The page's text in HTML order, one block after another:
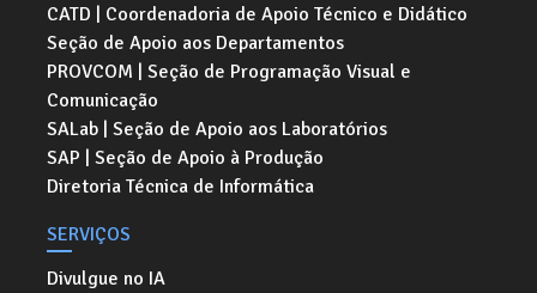
CATD | Coordenadoria de Apoio Técnico e Didático
Seção de Apoio aos Departamentos
PROVCOM | Seção de Programação Visual e
Comunicação
SALab | Seção de Apoio aos Laboratórios
SAP | Seção de Apoio à Produção
Diretoria Técnica de Informática
SERVIÇOS
Divulgue no IA